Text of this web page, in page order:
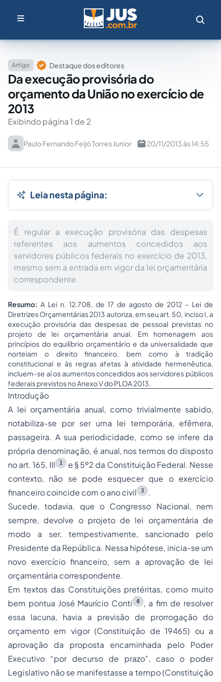
Artigo Destaque dos editores
Da execução provisória do
orçamento da União no exercício de
2013
Exibindo página 1 de 2
Paulo Fernando Feijó Torres Junior 20/11/2013 às 14:55
Leia nesta página:
É regular a execução provisória das despesas
referentes aos aumentos concedidos aos
servidores públicos federais no exercício de 2013,
mesmo sem a entrada em vigor da lei orçamentária
correspondente.
Resumo: A Lei n. 12.708, de 17 de agosto de 2012 – Lei de
Diretrizes Orçamentárias 2013 autoriza, em seu art. 50, inciso I, a
execução provisória das despesas de pessoal previstas no
projeto de lei orçamentária anual. Em homenagem aos
princípios do equilíbrio orçamentário e da universalidade que
norteiam o direito financeiro, bem como à tradição
constitucional e às regras afetas à atividade hermenêutica,
incluem-se aí os aumentos concedidos aos servidores públicos
federais previstos no Anexo V do PLOA 2013.
Introdução
A lei orçamentária anual, como trivialmente sabido,
notabiliza-se por ser uma lei temporária, efêmera,
passageira. A sua periodicidade, como se infere da
própria denominação, é anual, nos termos do disposto
no art. 165, III
1
e § 5º2 da Constituição Federal. Nesse
contexto, não se pode esquecer que o exercício
financeiro coincide com o ano civil
3
.
Sucede, todavia, que o Congresso Nacional, nem
sempre, devolve o projeto de lei orçamentária de
modo a ser, tempestivamente, sancionado pelo
Presidente da República. Nessa hipótese, inicia-se um
novo exercício financeiro, sem a aprovação de lei
orçamentária correspondente.
Em textos das Constituições pretéritas, como muito
bem pontua José Maurício Conti
4
, a fim de resolver
essa lacuna, havia a previsão de prorrogação do
orçamento em vigor (Constituição de 19465) ou a
aprovação da proposta encaminhada pelo Poder
Executivo “por decurso de prazo”, caso o poder
Legislativo não se manifestasse a tempo (Constituição